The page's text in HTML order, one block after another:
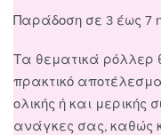
Παράδοση σε 3 έως 7
Τα θεματικά ρόλλερ
πρακτικό
ολικής ή και μερικής
ανάγκες σας, καθώς